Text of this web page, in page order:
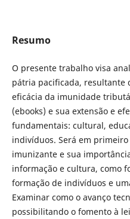
Resumo
O presente trabalho visa
pátria pacificada, resultante
eficácia da imunidade
(ebooks) e sua extensão e
fundamentais: cultural,
indivíduos. Será em
imunizante e sua
informação e cultura, como
formação de indivíduos e
Examinar como o avanço
possibilitando o fomento à